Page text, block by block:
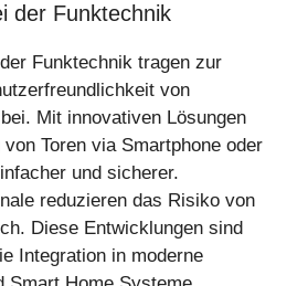
der Funktechnik
Funktechnik tragen zur
von
Mit innovativen Lösungen
Toren via Smartphone oder
und sicherer.
reduzieren das Risiko von
Diese Entwicklungen sind
Integration in moderne